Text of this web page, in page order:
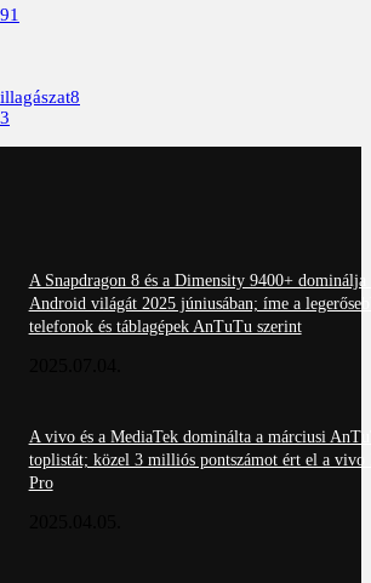
8
3
A Snapdragon 8 és a Dimensity 9400+ dominálja
Android világát 2025 júniusában; íme a
telefonok és táblagépek AnTuTu szerint
A vivo és a MediaTek dominálta a márciusi
toplistát; közel 3 milliós pontszámot ért el a vivo
Pro